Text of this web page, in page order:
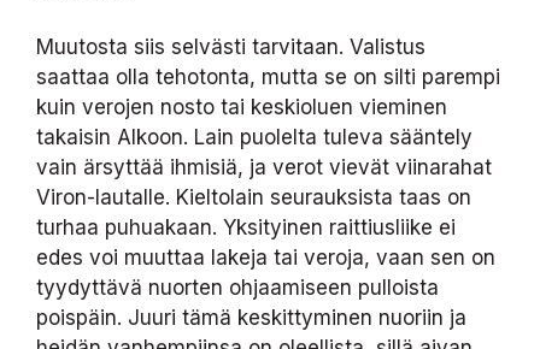
Muutosta siis selvästi tarvitaan. Valistus
saattaa olla tehotonta, mutta se on silti parempi
kuin verojen nosto tai keskioluen vieminen
takaisin Alkoon. Lain puolelta tuleva sääntely
vain ärsyttää ihmisiä, ja verot vievät viinarahat
Viron-lautalle. Kieltolain seurauksista taas on
turhaa puhuakaan. Yksityinen raittiusliike ei
edes voi muuttaa lakeja tai veroja, vaan sen on
tyydyttävä nuorten ohjaamiseen pulloista
poispäin. Juuri tämä keskittyminen nuoriin ja